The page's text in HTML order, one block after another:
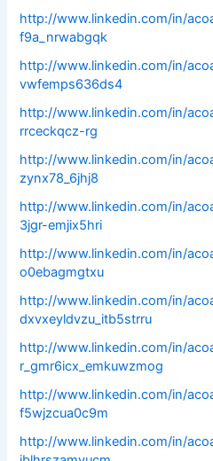
http://www.linkedin.com/in/
f9a_nrwabgqk
http://www.linkedin.com/in/
vwfemps636ds4
http://www.linkedin.com/in/
rrceckqcz-rg
http://www.linkedin.com/in/
zynx78_6jhj8
http://www.linkedin.com/in/
3jgr-emjix5hri
http://www.linkedin.com/in/
o0ebagmgtxu
http://www.linkedin.com/in/
dxvxeyldvzu_itb5strru
http://www.linkedin.com/in/
r_gmr6icx_emkuwzmog
http://www.linkedin.com/in/
f5wjzcua0c9m
http://www.linkedin.com/in/